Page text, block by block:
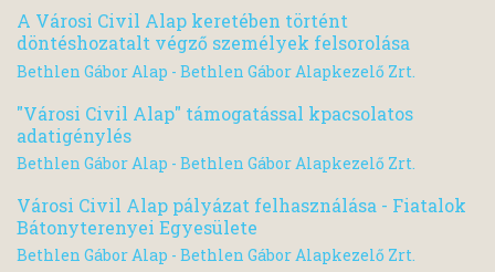
A Városi Civil Alap keretében történt
döntéshozatalt végző személyek felsorolása
Bethlen Gábor Alap - Bethlen Gábor Alapkezelő Zrt.
"Városi Civil Alap" támogatással kpacsolatos
adatigénylés
Bethlen Gábor Alap - Bethlen Gábor Alapkezelő Zrt.
Városi Civil Alap pályázat felhasználása - Fiatalok
Bátonyterenyei Egyesülete
Bethlen Gábor Alap - Bethlen Gábor Alapkezelő Zrt.